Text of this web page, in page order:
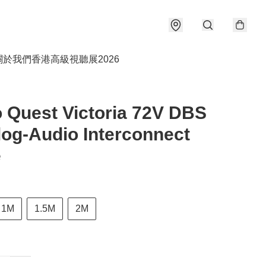
於我們香港高級視聽展2026
Quest Victoria 72V DBS
Audio Interconnect
1M 1.5M 2M